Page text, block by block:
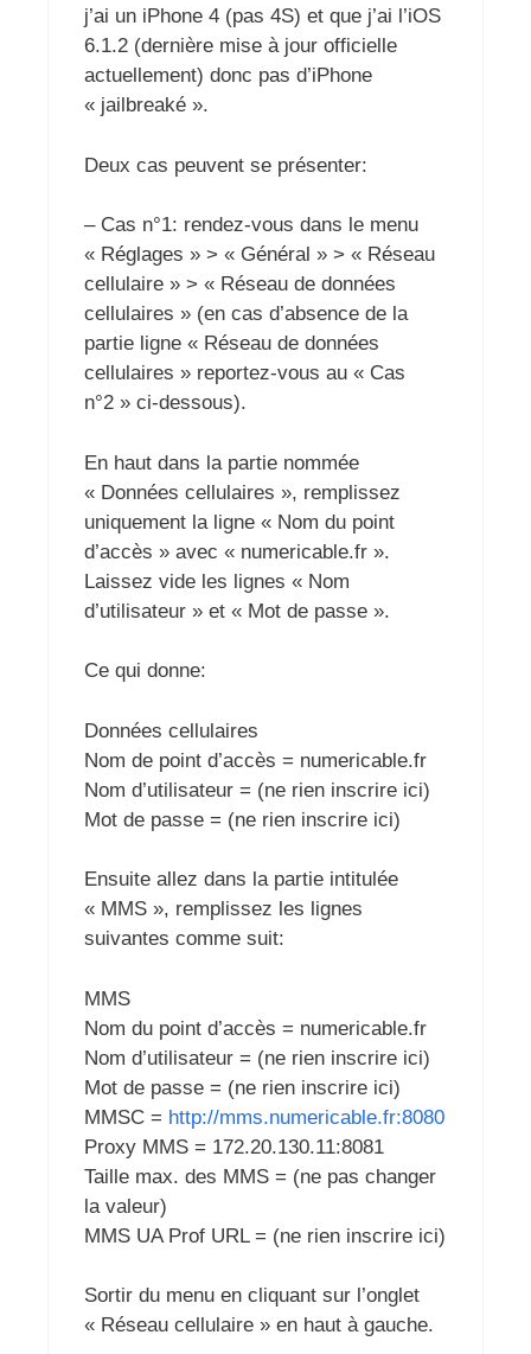
j’ai un iPhone 4 (pas 4S) et que j’ai l’iOS
6.1.2 (dernière mise à jour officielle
actuellement) donc pas d’iPhone
« jailbreaké ».
Deux cas peuvent se présenter:
– Cas n°1: rendez-vous dans le menu
« Réglages » > « Général » > « Réseau
cellulaire » > « Réseau de données
cellulaires » (en cas d’absence de la
partie ligne « Réseau de données
cellulaires » reportez-vous au « Cas
n°2 » ci-dessous).
En haut dans la partie nommée
« Données cellulaires », remplissez
uniquement la ligne « Nom du point
d’accès » avec « numericable.fr ».
Laissez vide les lignes « Nom
d’utilisateur » et « Mot de passe ».
Ce qui donne:
Données cellulaires
Nom de point d’accès = numericable.fr
Nom d’utilisateur = (ne rien inscrire ici)
Mot de passe = (ne rien inscrire ici)
Ensuite allez dans la partie intitulée
« MMS », remplissez les lignes
suivantes comme suit:
MMS
Nom du point d’accès = numericable.fr
Nom d’utilisateur = (ne rien inscrire ici)
Mot de passe = (ne rien inscrire ici)
MMSC = http://mms.numericable.fr:8080
Proxy MMS = 172.20.130.11:8081
Taille max. des MMS = (ne pas changer
la valeur)
MMS UA Prof URL = (ne rien inscrire ici)
Sortir du menu en cliquant sur l’onglet
« Réseau cellulaire » en haut à gauche.